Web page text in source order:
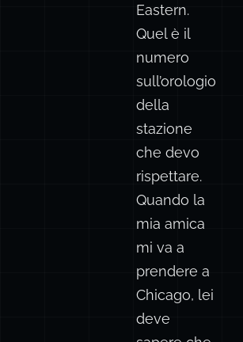
Eastern.
Quel è il
numero
sull’orologio
della
stazione
che devo
rispettare.
Quando la
mia amica
mi va a
prendere a
Chicago, lei
deve